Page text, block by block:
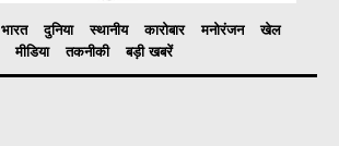
भारत दुनिया स्थानीय कारोबार मनोरंजन
खेल
मीडिया
तकनीकी बड़ी खबरें